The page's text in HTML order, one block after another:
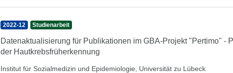
2022-12 Studienarbeit
Datenaktualisierung für Publikationen im GBA-Projekt "Pertimo" -
der Hautkrebsfrüherkennung
Institut für Sozialmedizin und Epidemiologie, Universität zu Lübeck